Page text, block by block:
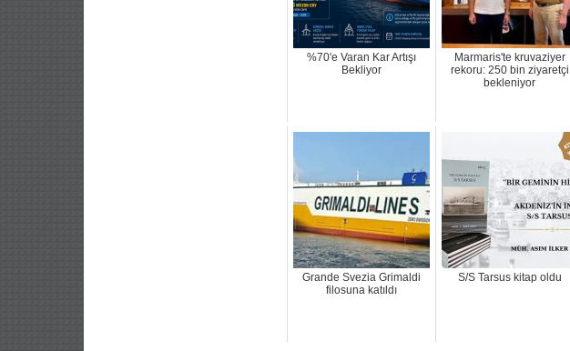
%70'e Varan Kar Artışı
Bekliyor
Marmaris'te kruvaziyer
rekoru: 250 bin ziyaretçi
bekleniyor
Grande Svezia Grimaldi
filosuna katıldı
S/S Tarsus kitap oldu